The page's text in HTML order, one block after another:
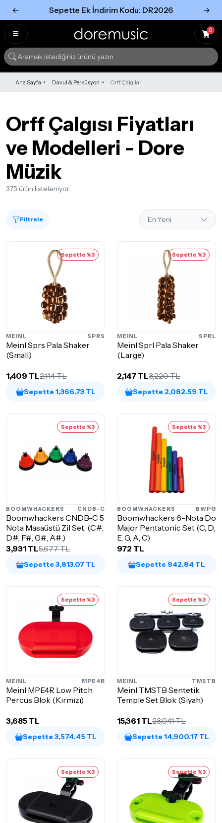
← Sepette Ek İndirim Kodu: DR2026 →
0
Ana Sayfa Davul & Perküsyon Orff Çalgıları
Orff Çalgısı Fiyatları
ve Modelleri - Dore
Müzik
375 ürün listeleniyor
Filtrele
Sepette %3
MEINL SPRS
Meinl Sprs Pala Shaker
(Small)
1,409 TL2,114 TL
Sepette 1,366.73 TL
Sepette %3
MEINL SPRL
Meinl Sprl Pala Shaker
(Large)
2,147 TL3,220 TL
Sepette 2,082.59 TL
Sepette %3
BOOMWHACKERS CNDB-C
Boomwhackers CNDB-C 5
Nota Masaüstü Zil Set, (C#,
D#, F#, G#, A#.)
3,931 TL5,677 TL
Sepette 3,813.07 TL
Sepette %3
BOOMWHACKERS BWPG
Boomwhackers 6-Nota Do
Major Pentatonic Set (C, D,
E, G, A, C)
972 TL
Sepette 942.84 TL
Sepette %3
MEINL MPE4R
Meinl MPE4R Low Pitch
Percus Blok (Kırmızı)
3,685 TL
Sepette 3,574.45 TL
Sepette %3
MEINL TMSTB
Meinl TMSTB Sentetik
Temple Set Blok (Siyah)
15,361 TL23,041 TL
Sepette 14,900.17 TL
Sepette %3 Sepette %3
Tümünü Gör
Tümünü gör